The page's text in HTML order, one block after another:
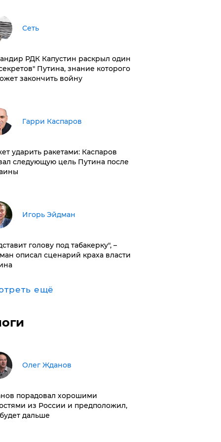
Сеть
РДК Капустин раскрыл один
Путина, знание которого
закончить войну
Гарри Каспаров
ударить ракетами: Каспаров
следующую цель Путина после
Игорь Эйдман
голову под табакерку", –
описал сценарий краха власти
ещё
Олег Жданов
порадовал хорошими
из России и предположил,
дальше